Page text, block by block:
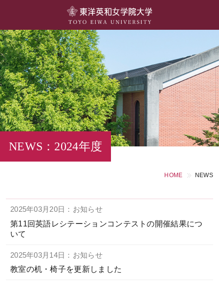
学部・学科
キャンパスライフ
留学・国際交流
キャリア・就職
大学院
NEWS：2024年度
HOME NEWS
2025年03月20日：お知らせ
第11回英語レシテーションコンテストの開催結果につ
いて
2025年03月14日：お知らせ
教室の机・椅子を更新しました